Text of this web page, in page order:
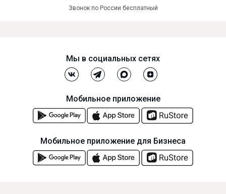
Звонок по России бесплатный
Мы в социальных сетях
Мобильное приложение
Мобильное приложение для Бизнеса